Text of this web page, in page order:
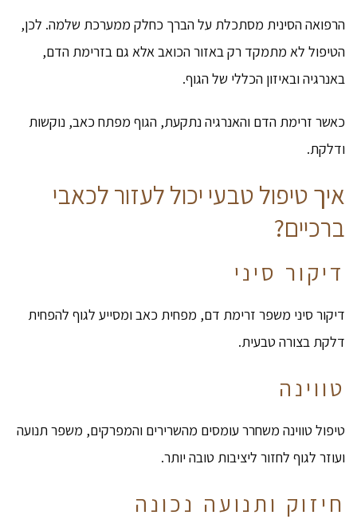
הרפואה הסינית מסתכלת על הברך כחלק ממערכת שלמה. לכן,
הטיפול לא מתמקד רק באזור הכואב אלא גם בזרימת הדם,
באנרגיה ובאיזון הכללי של הגוף.
כאשר זרימת הדם והאנרגיה נתקעת, הגוף מפתח כאב, נוקשות
ודלקת.
איך טיפול טבעי יכול לעזור לכאבי
ברכיים?
דיקור סיני
דיקור סיני משפר זרימת דם, מפחית כאב ומסייע לגוף להפחית
דלקת בצורה טבעית.
טווינה
טיפול טווינה משחרר עומסים מהשרירים והמפרקים, משפר תנועה
ועוזר לגוף לחזור ליציבות טובה יותר.
חיזוק ותנועה נכונה